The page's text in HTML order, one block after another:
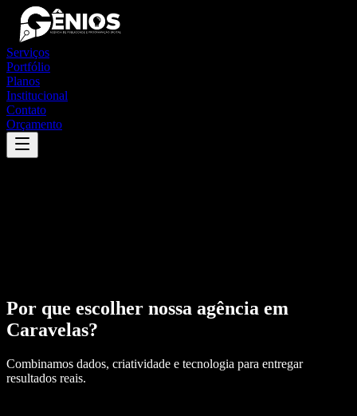
Serviços
Portfólio
Planos
Institucional
Contato
Orçamento
Por que escolher nossa agência em
Caravelas?
Combinamos dados, criatividade e tecnologia para entregar
resultados reais.